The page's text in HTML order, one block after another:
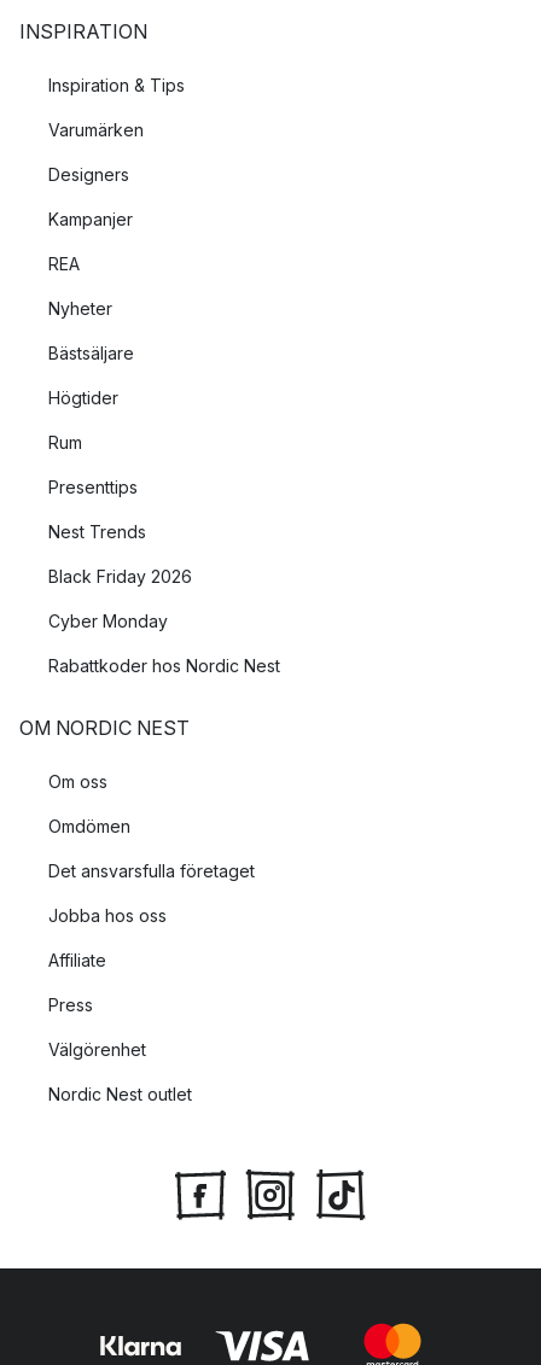
INSPIRATION
Inspiration & Tips
Varumärken
Designers
Kampanjer
REA
Nyheter
Bästsäljare
Högtider
Rum
Presenttips
Nest Trends
Black Friday 2026
Cyber Monday
Rabattkoder hos Nordic Nest
OM NORDIC NEST
Om oss
Omdömen
Det ansvarsfulla företaget
Jobba hos oss
Affiliate
Press
Välgörenhet
Nordic Nest outlet